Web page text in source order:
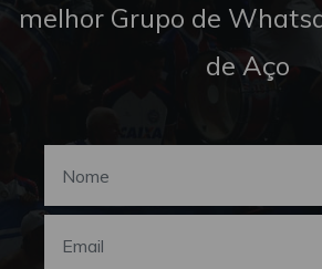
melhor Grupo de
de Aço